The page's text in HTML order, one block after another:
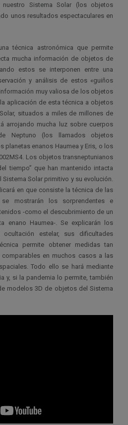
Sistema Solar (los objetos
unos resultados espectaculares en
técnica astronómica que permite
mucha información de objetos de
estos se interponen entre una
y análisis de estos «guiños
muy valiosa de los objetos
aplicación de esta técnica a objetos
situados a miles de millones de
arrojando mucha luz sobre cuerpos
Neptuno (los llamados objetos
planetas enanos Haumea y Eris, o los
Los objetos transneptunianos
tiempo” que han mantenido intacta
Solar primitivo y su evolución.
en que consiste la técnica de las
mostrarán los sorprendentes e
-como el descubrimiento de un
enano Haumea-. Se explicarán los
estelar, sus dificultades
permite obtener medidas tan
comparables en muchos casos a las
Todo ello se hará mediante
y, si la pandemia lo permite, también
modelos 3D de objetos del Sistema